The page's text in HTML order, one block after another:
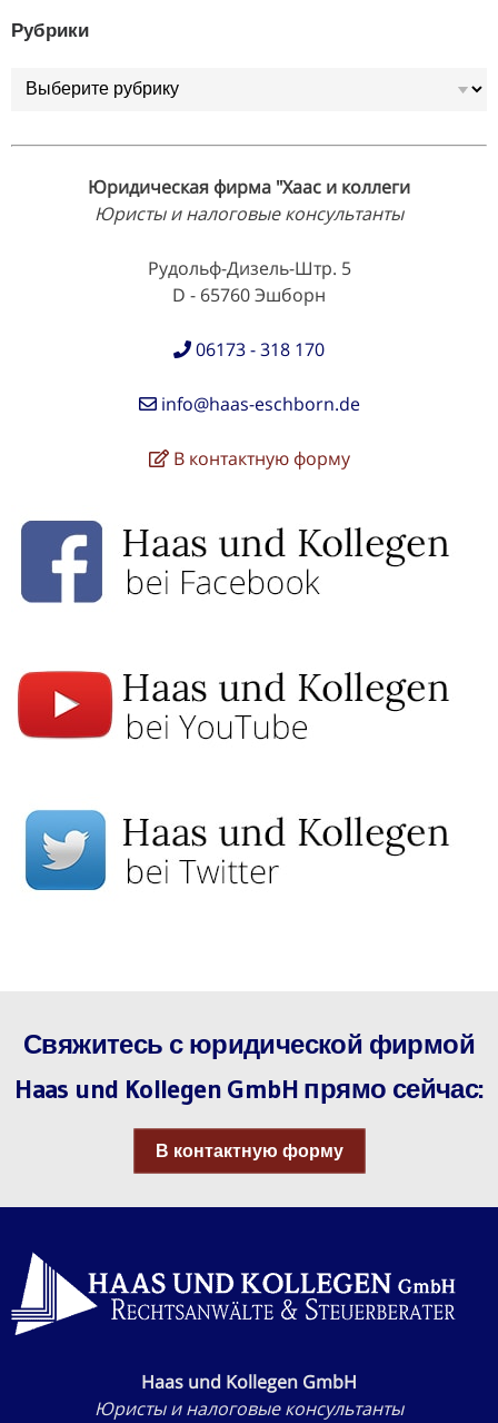
Рубрики
Рубрики
Юридическая фирма "Хаас и коллеги
Юристы и налоговые консультанты
Рудольф-Дизель-Штр. 5
D - 65760 Эшборн
06173 - 318 170
info@haas-eschborn.de
В контактную форму
Свяжитесь с юридической фирмой
Haas und Kollegen GmbH прямо сейчас:
В контактную форму
Haas und Kollegen GmbH
Юристы и налоговые консультанты